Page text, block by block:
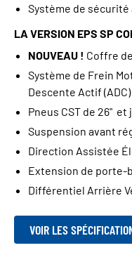
Système de sécurité
LA VERSION EPS SP
NOUVEAU ! Coffre
Système de Frein
Descente Actif (ADC)
Pneus CST de 26"
Suspension avant
Direction Assistée
Extension de porte-
Différentiel Arrière
VOIR LES